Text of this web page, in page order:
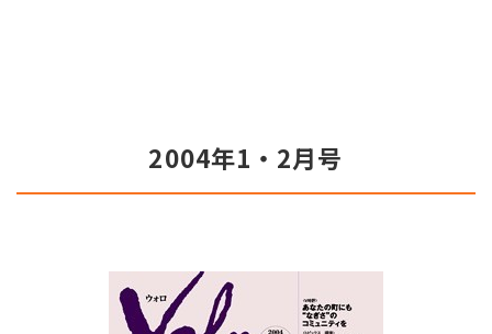
2004年1・2月号